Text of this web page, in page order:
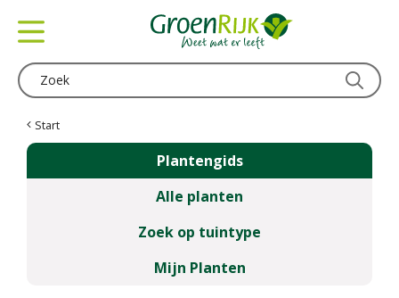
Start
Plantengids
Alle planten
Zoek op tuintype
Mijn Planten